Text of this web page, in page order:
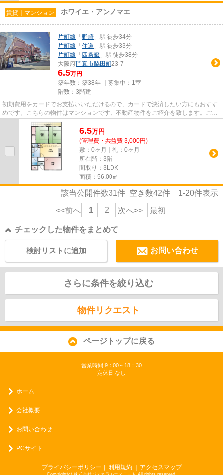
賃貸｜マンション ホワイエ・アンノマエ
片町線 「 野崎 」駅 徒歩34分
片町線 「 住道 」駅 徒歩33分
片町線 「 四条畷 」駅 徒歩38分
大阪府門真市脇田町23-7
6.5万円
築年数：築38年 ｜募集中： 1室
階数：3階建
初期費用をカードでお支払いいただけるので、カードで決済したい方にもおすす
めです。こちらの物件はマンションです。不動産物件をご紹介を致します。ご納
得いただけるまで親切丁寧に...
6.5万円
(管理費・共益費 3,000円)
敷：0ヶ月｜礼：0ヶ月
所在階：3階
間取り：3LDK
面積：56.00㎡
該当公開件数31件 空き数42件 1-20件表示
<<前へ 1 2 次へ>> 最初
チェックした物件をまとめて
お問い合わせ
検討リストに追加
さらに条件を絞り込む
物件リクエスト
ページトップに戻る
営業時間:9：00～18：30
定休日:なし
ホーム
会社概要
お問い合わせ
PCサイト
プライバシーポリシー ｜ 利用規約 ｜アクセスマップ
Copyright(c) 株式会社ジェネラルエステート All rights reserved.